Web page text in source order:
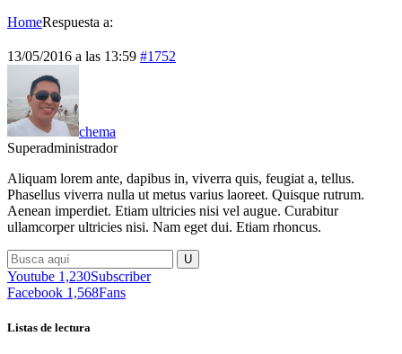
HomeRespuesta a:
13/05/2016 a las 13:59 #1752
chema
Superadministrador
Aliquam lorem ante, dapibus in, viverra quis, feugiat a, tellus.
Phasellus viverra nulla ut metus varius laoreet. Quisque rutrum.
Aenean imperdiet. Etiam ultricies nisi vel augue. Curabitur
ullamcorper ultricies nisi. Nam eget dui. Etiam rhoncus.
Youtube 1,230Subscriber
Facebook 1,568Fans
Listas de lectura